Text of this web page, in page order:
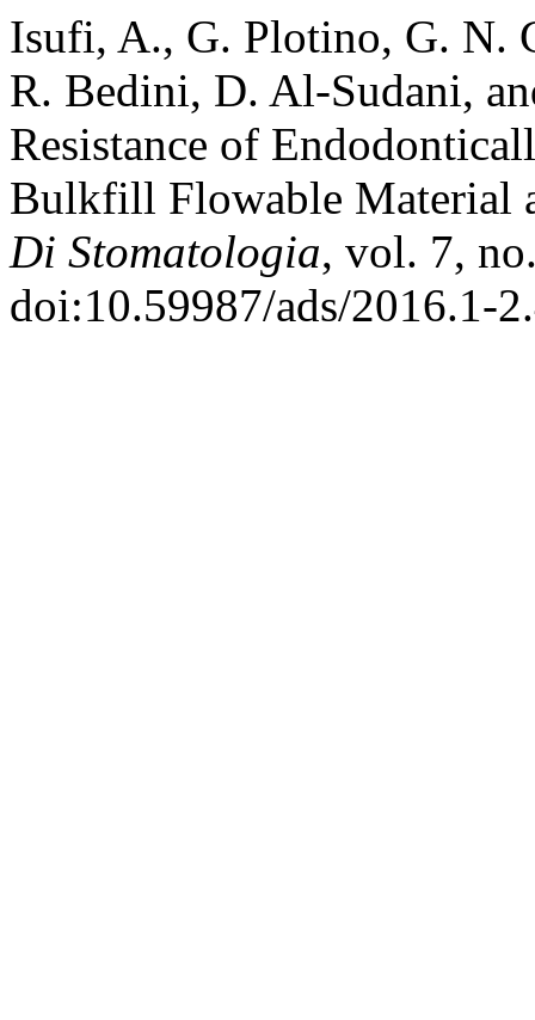
Isufi, A., G. Plotino, G. N.
R. Bedini, D. Al-Sudani,
Resistance of
Bulkfill Flowable Material
Di Stomatologia, vol. 7,
doi:10.59987/ads/2016.1-